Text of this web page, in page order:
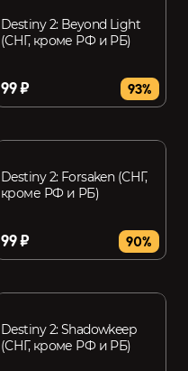
Destiny 2: Beyond Light
(СНГ, кроме РФ и РБ)
99 ₽ 93%
Destiny 2: Forsaken (СНГ,
кроме РФ и РБ)
99 ₽ 90%
Destiny 2: Shadowkeep
(СНГ, кроме РФ и РБ)